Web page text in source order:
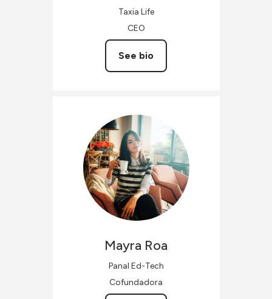
Taxia Life
CEO
See bio
Mayra Roa
Panal Ed-Tech
Cofundadora